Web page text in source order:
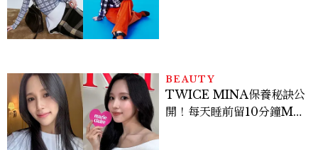
BEAUTY
TWICE MINA保養秘訣公
開！每天睡前留10分鐘ME